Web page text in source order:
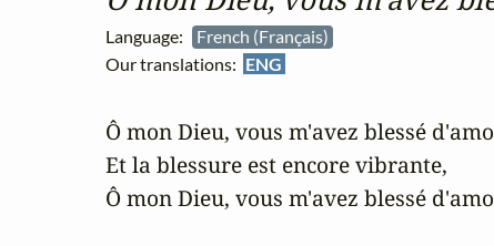
Language:
French (Français)
Our translations: ENG
Ô mon Dieu, vous m'avez blessé
Et la blessure est encore vibrante,
Ô mon Dieu, vous m'avez blessé